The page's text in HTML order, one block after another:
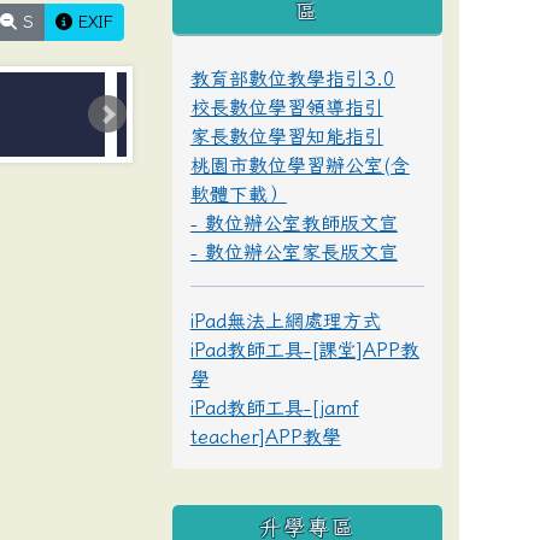
S EXIF
區
教育部數位教學指引3.0
校長數位學習領導指引
家長數位學習知能指引
桃園市數位學習辦公室(含
軟體下載）
- 數位辦公室教師版文宣
- 數位辦公室家長版文宣
iPad無法上網處理方式
iPad教師工具-[課堂]APP教
學
iPad教師工具-[jamf
teacher]APP教學
升學專區